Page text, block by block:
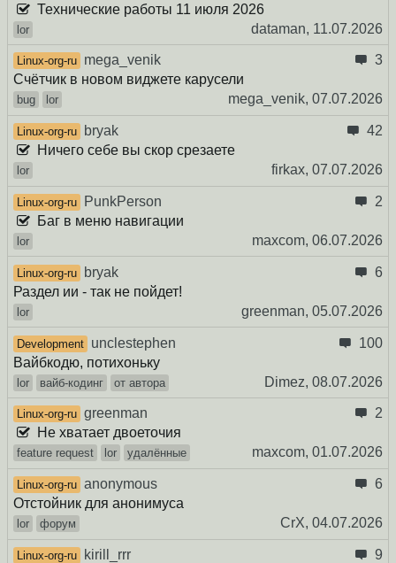
Технические работы 11 июля 2026
lor dataman, 11.07.2026
Linux-org-ru mega_venik
3
Счётчик в новом виджете карусели
bug lor mega_venik, 07.07.2026
Linux-org-ru bryak
42
Ничего себе вы скор срезаете
lor firkax, 07.07.2026
Linux-org-ru PunkPerson
2
Баг в меню навигации
lor maxcom, 06.07.2026
Linux-org-ru bryak
6
Раздел ии - так не пойдет!
lor greenman, 05.07.2026
Development unclestephen
100
Вайбкодю, потихоньку
lor вайб-кодинг от автора Dimez, 08.07.2026
Linux-org-ru greenman
2
Не хватает двоеточия
feature request lor удалённые maxcom, 01.07.2026
Linux-org-ru anonymous
6
Отстойник для анонимуса
lor форум CrX, 04.07.2026
Linux-org-ru kirill_rrr
9